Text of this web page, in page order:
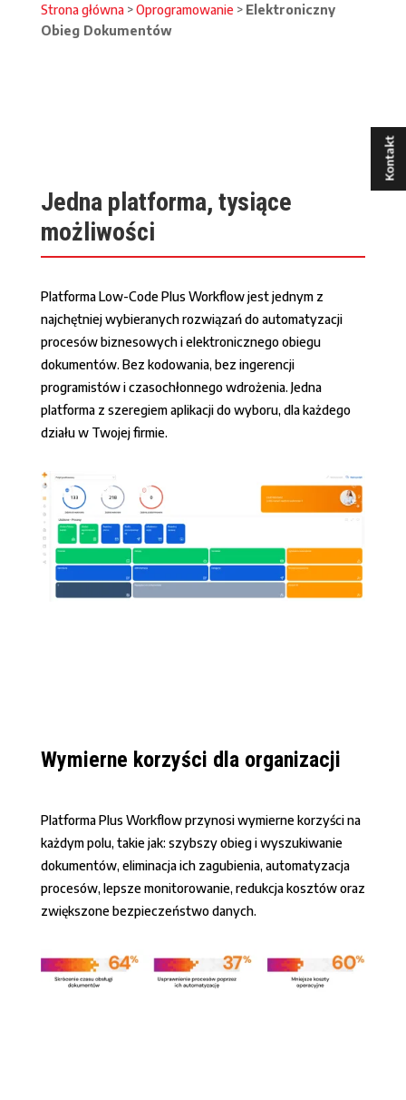
Strona główna>Oprogramowanie> Elektroniczny
Obieg Dokumentów
Jedna platforma, tysiące
możliwości
Platforma Low-Code Plus Workflow jest jednym z
najchętniej wybieranych rozwiązań do automatyzacji
procesów biznesowych i elektronicznego obiegu
dokumentów. Bez kodowania, bez ingerencji
programistów i czasochłonnego wdrożenia. Jedna
platforma z szeregiem aplikacji do wyboru, dla każdego
działu w Twojej firmie.
Wymierne korzyści dla organizacji
Platforma Plus Workflow przynosi wymierne korzyści na
każdym polu, takie jak: szybszy obieg i wyszukiwanie
dokumentów, eliminacja ich zagubienia, automatyzacja
procesów, lepsze monitorowanie, redukcja kosztów oraz
zwiększone bezpieczeństwo danych.
Kontakt